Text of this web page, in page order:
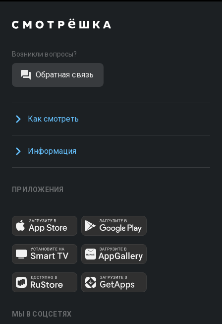
Возникли вопросы?
Обратная связь
Как смотреть
Информация
ПРИЛОЖЕНИЯ
МЫ В СОЦСЕТЯХ